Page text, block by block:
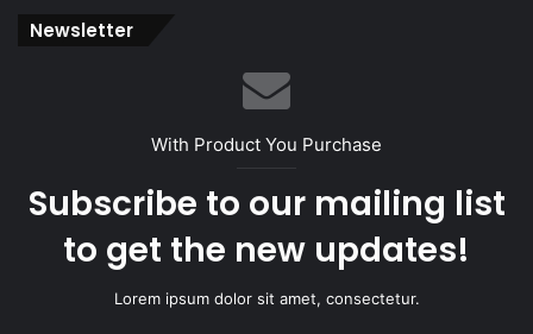
Newsletter
With Product You Purchase
Subscribe to our mailing list
to get the new updates!
Lorem ipsum dolor sit amet, consectetur.